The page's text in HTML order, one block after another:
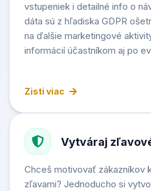
vstupeniek i detailné info o
dáta sú z hľadiska GDPR
na ďalšie marketingové
informácií účastníkom aj po
Zisti viac
Vytváraj
Chceš motivovať zákazníkov
zľavami? Jednoducho si